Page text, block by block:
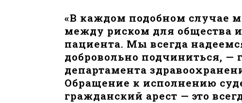
«В каждом подобном случае
между риском для общества
пациента. Мы всегда
добровольно подчиниться, —
департамента
Обращение к исполнению
гражданский арест — это